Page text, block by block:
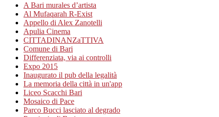
A Bari murales d’artista
Al Mufaqarah R-Exist
Appello di Alex Zanotelli
Apulia Cinema
CITTADINANZaTTIVA
Comune di Bari
Differenziata, via ai controlli
Expo 2015
Inaugurato il pub della legalità
La memoria della città in un'app
Liceo Scacchi Bari
Mosaico di Pace
Parco Bucci lasciato al degrado